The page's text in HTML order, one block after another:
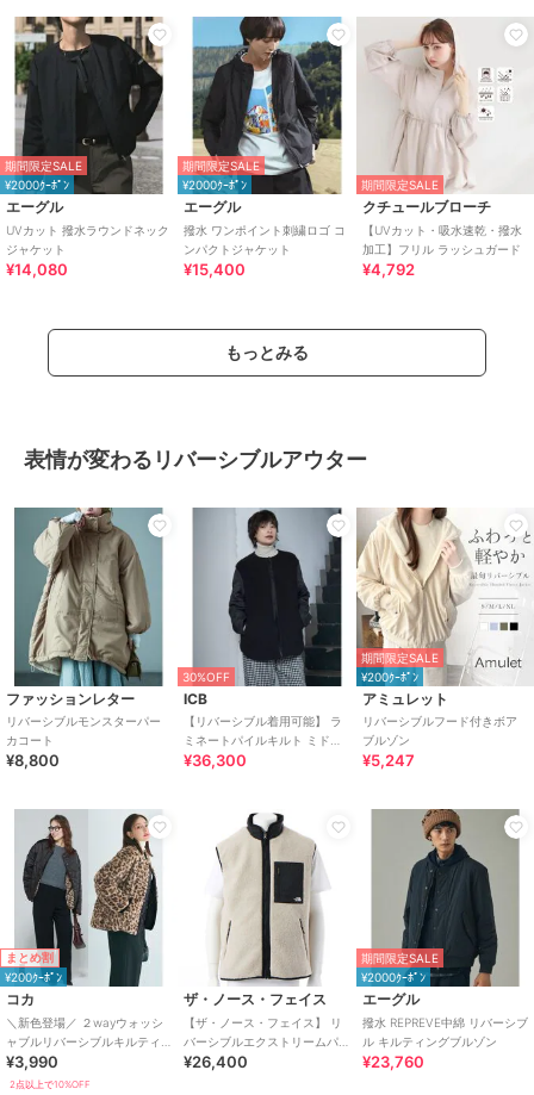
期間限定SALE
¥2000ｸｰﾎﾟﾝ
エーグル
UVカット 撥水ラウンドネック
ジャケット
¥14,080
期間限定SALE
¥2000ｸｰﾎﾟﾝ
エーグル
撥水 ワンポイント刺繍ロゴ コ
ンパクトジャケット
¥15,400
期間限定SALE
クチュールブローチ
【UVカット・吸水速乾・撥水
加工】フリル ラッシュガード
¥4,792
もっとみる
表情が変わるリバーシブルアウター
ファッションレター
リバーシブルモンスターパー
カコート
¥8,800
30%OFF
ICB
【リバーシブル着用可能】 ラ
ミネートパイルキルト ミドル
丈コート
¥36,300
期間限定SALE
¥200ｸｰﾎﾟﾝ
アミュレット
リバーシブルフード付きボア
ブルゾン
¥5,247
まとめ割
¥200ｸｰﾎﾟﾝ
コカ
＼新色登場／ ２wayウォッシ
ャブルリバーシブルキルティ
ングブルゾン 全4色
¥3,990
2点以上で10%OFF
ザ・ノース・フェイス
【ザ・ノース・フェイス】 リ
バーシブルエクストリームパ
イルフリースベスト
¥26,400
期間限定SALE
¥2000ｸｰﾎﾟﾝ
エーグル
撥水 REPREVE中綿 リバーシブ
ル キルティングブルゾン
¥23,760